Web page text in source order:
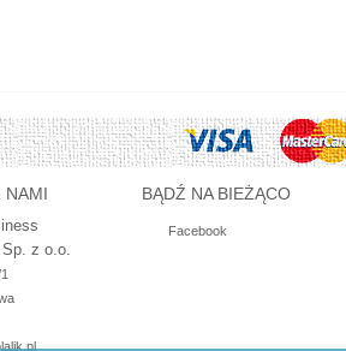
NAMI
Sp. z o.o.
BĄDŹ NA BIEŻĄCO
Facebook